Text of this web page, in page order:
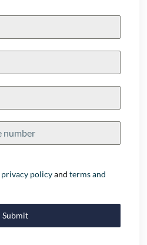
privacy policyandterms and
Submit